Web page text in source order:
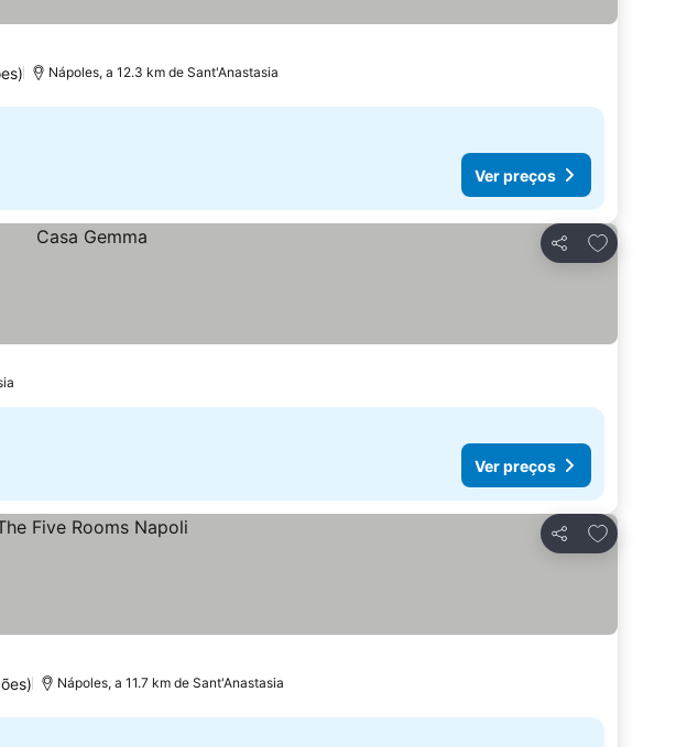
Nápoles, a 12.3 km de Sant'Anastasia
Ver preços
Partilhar
Adicionar
Ver preços
Partilhar
Adicionar
Nápoles, a 11.7 km de Sant'Anastasia